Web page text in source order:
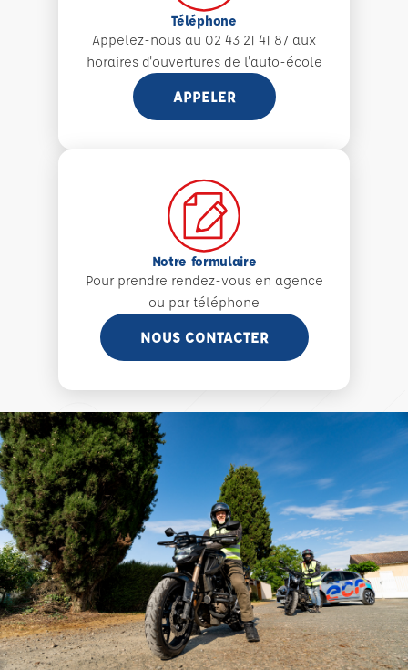
Téléphone
Appelez-nous au 02 43 21 41 87 aux
horaires d'ouvertures de l'auto-école
APPELER
Notre formulaire
Pour prendre rendez-vous en agence
ou par téléphone
NOUS CONTACTER